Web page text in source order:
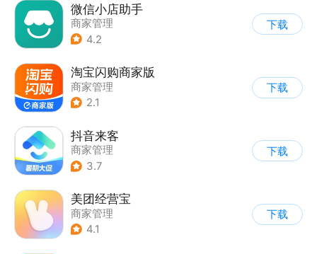
微信小店助手
商家管理
4.2
下载
淘宝闪购商家版
商家管理
2.1
下载
抖音来客
商家管理
3.7
下载
美团经营宝
商家管理
4.1
下载